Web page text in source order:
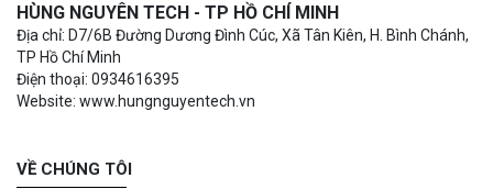
HÙNG NGUYÊN TECH - TP HỒ CHÍ MINH
Địa chỉ: D7/6B Đường Dương Đình Cúc, Xã Tân Kiên, H. Bình Chánh,
TP Hồ Chí Minh
Điện thoại: 0934616395
Website: www.hungnguyentech.vn
VỀ CHÚNG TÔI